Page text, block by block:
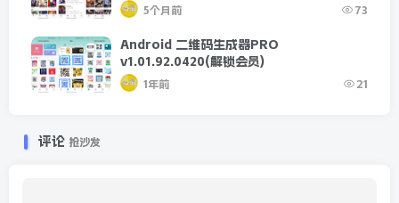
5个月前 73
Android 二维码生成器PRO
v1.01.92.0420(解锁会员)
1年前 21
评论 抢沙发